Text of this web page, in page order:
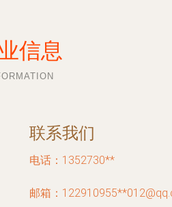
信息
联系我们
电话：1352730**
邮箱：122910955**